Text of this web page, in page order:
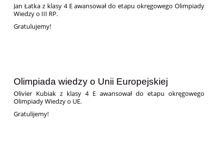
Jan Łatka z klasy 4 E awansował do etapu okręgowego Olimpiady
Wiedzy o III RP.
Gratulujemy!
Olimpiada wiedzy o Unii Europejskiej
Olivier Kubiak z klasy 4 E awansował do etapu okręgowego
Olimpiady Wiedzy o UE.
Gratulijemy!